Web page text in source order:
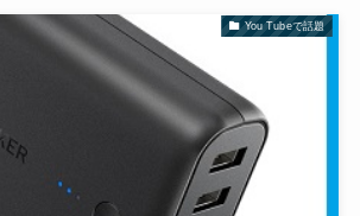
You Tubeで話題